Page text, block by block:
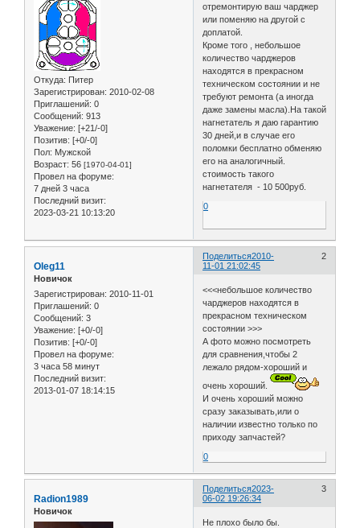
Откуда: Питер
Зарегистрирован: 2010-02-08
Приглашений: 0
Сообщений: 913
Уважение: [+21/-0]
Позитив: [+0/-0]
Пол: Мужской
Возраст: 56 [1970-04-01]
Провел на форуме:
7 дней 3 часа
Последний визит:
2023-03-21 10:13:20
отремонтирую ваш чарджер
или поменяю на другой с
доплатой.
Кроме того , небольшое
количество чарджеров
находятся в прекрасном
техническом состоянии и не
требуют ремонта (а иногда
даже замены масла).На такой
нагнетатель я даю гарантию
30 дней,и в случае его
поломки бесплатно обменяю
его на аналогичный.
стоимость такого
нагнетателя - 10 500руб.
0
Поделиться 2
2010-
11-01 21:02:45
Oleg11
Новичок
Зарегистрирован: 2010-11-01
Приглашений: 0
Сообщений: 3
Уважение: [+0/-0]
Позитив: [+0/-0]
Провел на форуме:
3 часа 58 минут
Последний визит:
2013-01-07 18:14:15
<<<небольшое количество
чарджеров находятся в
прекрасном техническом
состоянии >>>
А фото можно посмотреть
для сравнения,чтобы 2
лежало рядом-хороший и
очень хороший.
И очень хороший можно
сразу заказывать,или о
наличии известно только по
приходу запчастей?
0
Поделиться 3
2023-
06-02 19:26:34
Radion1989
Новичок
Не плохо было бы.